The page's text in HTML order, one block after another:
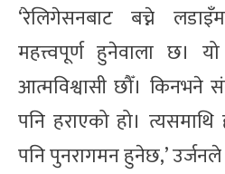
‘रेलिगेसनबाट बच्ने
महत्त्वपूर्ण हुनेवाला छ।
आत्मविश्वासी छौँ। किनभने
पनि हराएको हो। त्यसमाथि
पनि पुनरागमन हुनेछ,’